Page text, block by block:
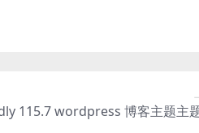
115.7 wordpress 博客主题主